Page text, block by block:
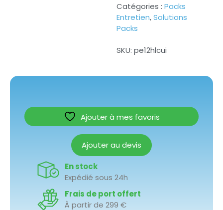
Catégories : Packs
Entretien,Solutions
Packs
SKU: pe12hlcui
Ajouter à mes favoris
Ajouter au devis
En stock
Expédié sous 24h
Frais de port offert
À partir de 299 €